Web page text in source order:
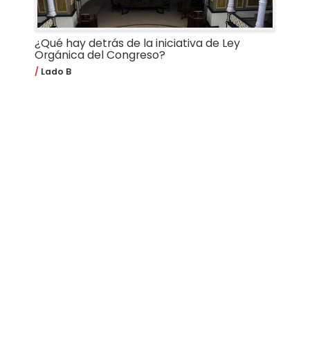
¿Qué hay detrás de la iniciativa de Ley
Orgánica del Congreso?
Lado B